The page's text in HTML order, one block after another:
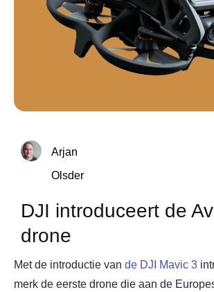
Arjan
Olsder
DJI introduceert de
drone
Met de introductie van de DJI Mavic 3
merk de eerste drone die aan de